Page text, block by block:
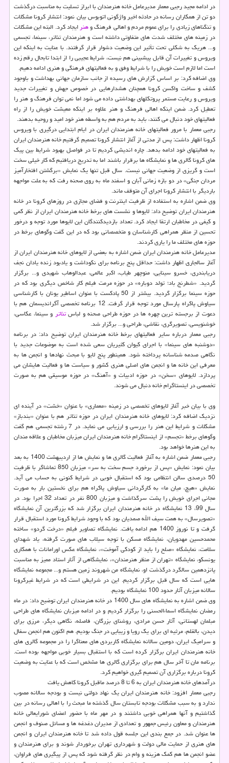
در ادامه مجید رجبی معمار مدیرعامل خانه هنرمندان با ابراز تسلیت به مناسبت درگذشت
دو تن از همکاران رسانه در حادثه اخیر واژگونی اتوبوس بیان نمود: انتشار کرونا مشکلات
و تنگناهای زیادی را برای عموم مردم و اهالی فرهنگ وهنرایجاد کرد. البته این مشکلات
در زمینه های مختلف شدت های متفاوتی داشته است و هنرمندان تئاتر، سینما، تجسمی
و... هریک به شکلی تحت تأثیر این وضعیت دشوار قرار گرفتند. با عنایت به اینکه این
ویروس و تغییرات آن قابل پیشبینی هم نیست، شرایط عجیبی را از ابتدا تابحال رقم زده
است اما لازم است خویش را با شرایط وفق و به فعالیتهای فرهنگی و هنری ادامه دهیم.
وی اضافه کرد: بر اساس گزارش های رسیده از جانب سازمان جهانی بهداشت و باوجود
کشف و ساخت واکسن کرونا همچنان هشدارهایی در خصوص جهش و تغییرات جدید
ویروس و رعایت مستمر پروتکلهای بهداشتی داده می شود اما نمی توان فرهنگ و هنر را
تعطیل کرد. ضمن اینکه اهالی فرهنگ و هنر علاوه بر اینکه معیشت خویش را از راه
فعالیتهای خود دنبال می کنند، باید به مردم هم به واسطه هنر خود امید و روحیه بدهند.
رجبی معمار با مرور فعالیتهای خانه هنرمندان ایران در ایام ابتدایی درگیری با ویروس
کرونا اظهار داشت: پس از مدتی از آغاز انتشار کرونا تصمیم گرفتیم خانه هنرمندان ایران
به فعالیتهای خود ادامه بدهد. چاره اندیشی کردیم تا در فواصل بهبود شرایط بین پیک
های کرونا گالری ها و نمایشگاه ها برقرار باشند اما به تدریج دریافتیم که کار خیلی سخت
است و گریزی از وضعیت جهانی نیست. سال قبل تنها یک نمایش «برگشتن افتخارآمیز
مردان جنگی» در دو بازه زمانی آبان و اسفند ماه به روی صحنه رفت که به علت مواجهه
باردیگر با انتشار کرونا اجرای آن متوقف ماند.
وی ضمن اشاره به استفاده از ظرفیت اینترنت و فضای مجازی در روزهای کرونا در خانه
هنرمندان ایران توضیح داد: لایوها و نشست های برخط خانه هنرمندان ایران از نظر کمی
و کیفی در مخاطبان ارتقا ایجاد کرد. تعداد بازدیدکنندگان این لایوها مورد توجه و درخور
تحسین از منظر همراهی کارشناسان و متخصصانی بود که در این گفت وگوهای برخط در
حوزه های مختلف ما را یاری کردند.
مدیرعامل خانه هنرمندان ایران ضمن اشاره به بعضی از لایوهای خانه هنرمندان ایران از
آغاز سالجاری اظهار داشت: حداقل پنج برنامه برای نکوداشت و یادبود زنده یادان نجف
دریابندری، خسرو سینایی، منوچهر طیاب، اکبر عالمی، عبدالوهاب شهیدی و... برگزار
گردید. «شطرنج باد؛ تولد دوباره» در حوزه مرمت فیلم کار شاخص دیگری بود که در
حوزه سینما برگزار گردید. بیشتر از 50 پادکست با عنوان اساطیر یونان با کارشناسی
سیاوش پاکراه پارسال مورد توجه قرار گرفت. 12 برنامه تخصصی آگراندیسمان هم با
دعوت از برجسته ترین چهره ها در حوزه طراحی صحنه و لباستئاتر و سینما، عکاسی،
خوشنویسی، تصویرگری، نقاشی، طراحی و... برگزار شد.
رجبی معمار درباره سایر فعالیتهای برخط خانه هنرمندان ایران توضیح داد: در برنامه
«دوشنبه های سینما» با اجرای کیوان کثیریان سعی شده است به موضوعات جدید با
نگاهی صدمه شناسانه پرداخته شود. همینطور پنج لایو با مبحث نهادها و انجمن ها به
معرفی این خانه ها و انجمن های اصلی هنری کشور و سیاست ها و فعالیت هایشان می
پردازد. لایوهای «سخن» در حوزه ادبیات و «آهنگ» در حوزه موسیقی هم به صورت
تخصصی در اینستاگرام خانه دنبال می شوند.
وی با بیان خبر آغاز لایوهای تخصصی در زمینه «معماری» با عنوان «خشت» در آینده ای
نزدیک اضافه کرد: لایوهای خانه هنرمندان ایران در حوزه تئاتر هم با عنوان «بندباز»
مشکلات و شرایط این هنر را بررسی و ارزیابی می نماید. در 7 رشته تجسمی هم گفت
وگوهای برخط «تجسم» از اینستاگرام خانه هنرمندان ایران میزبان مخاطبان و علاقه مندان
به این هنرها خواهد بود.
رجبی معمار ضمن اشاره به آغاز فعالیت گالری ها و نمایش ها از اردیبهشت 1400 به بعد
بیان نمود: نمایش «پس از برخورد جسم سخت به سر» میزبان 850 تماشاگر با ظرفیت
50 درصدی سالن انتظامی بود که استقبال خوبی در شرایط کنونی به حساب می آید.
نمایش «هیچ، میان ما» به کارگردانی سیاوش پاکراه هم برای نخستین بار به صورت
مجانی اجرای خویش را پشت سرگذاشت و میزبان 800 نفر در تعداد 32 اجرا بود. در
سال 99، 13 نمایشگاه در خانه هنرمندان ایران برگزار شد که بزرگترین آن نمایشگاه
«تصویرسال» به همت سیف الله صمدیان بود که با وجود شرایط کرونا مورد استقبال قرار
گرفت و تا نوروز 1400 هم ادامه یافت. نمایشگاه تصاویر فیلم «درخت گردو» ساخته
محمدحسین مهدویان، نمایشگاه مسکن با توجه سیلاب های صورت گرفته، یاد شهدای
سلامت، نمایشگاه «صلح را باید از کودکی آموخت»، نمایشگاه عکس اورامانات با همکاری
یونسکو، نمایشگاه «تهران از منظر هنرمندان»، نمایشگاهی از آثار استاد ممیز به مناسبت
پانزدهمین سالگرد درگذشت او، نمایشگاه من شهروند زمین هستم و... مجموعه نمایشگاه
هایی است که سال قبل برگزار کردیم. این در شرایطی است که در شرایط غیرکرونا
سالانه میزبان آثار حدود 100 نمایشگاه بودیم.
وی ضمن اشاره به نمایشگاه های سال 1400 در خانه هنرمندان ایران توضیح داد: در ماه
رمضان نمایشگاه اسماءالحسنی را برگزار کردیم و در ادامه میزبان نمایشگاه های طراحی
مبلمان لهستانی، آثار حسن مرادی، روشنای بزرگان، فاصله، نگاهی دیگر، مرزی برای
دیدن، بالقلم، مرثیه ای برای یک رویا و زیبایی در جنگ بودیم. هم اکنون هم انجمن سفال
و سرامیک ایران، دومین سالانه نمایشگاه کاربردی های معناگرا را در مجموعه گالری های
خانه هنرمندان ایران برگزار کرده است که با استقبال بسیار خوبی مواجهه بوده است.
برنامه مان تا آخر سال هم برای برگزاری گالری ها مشخص است که با عنایت به وضعیت
کرونا درباره برگزاری آن تصمیم گیری خواهیم کرد.
درآمدهای خانه هنرمندان ایران به 6 تا 8 درصد ماقبل کرونا کاهش یافت
رجبی معمار افزود: خانه هنرمندان ایران یک نهاد دولتی نیست و بودجه سالانه مصوب
ندارد و به سبب مشکلات بودجه تابستان سال گذشته ما مبحث را با اهالی رسانه در بین
گذاشتیم و آنها همراهی خوبی داشتند و در مهر ماه با حضور اعضای شورایعالی خانه
هنرمندان و معاون رئیس جمهور و تعدادی از مدیران دغدغه ها و مسائل صنوف و انجمن
ها عنوان شد. در جمع بندی این جلسه قول داده شد تا خانه هنرمندان ایران و انجمن
های هنری از حمایت مالی دولت و شهرداری تهران برخوردار شوند و برای هنرمندان و
عضو انجمن ها هم کمک هزینه و وام در نظر گرفته شود که پس از پیگیری های فراوان،